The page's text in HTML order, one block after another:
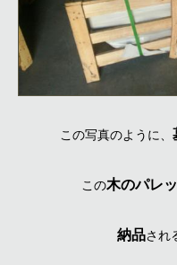
この写真のように、
この木のパレ
納品され